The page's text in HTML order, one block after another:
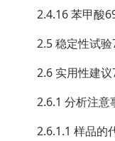
2.4.16 苯甲酸
2.5 稳定性试
2.6 实用性建
2.6.1 分析注意
2.6.1.1 样品的